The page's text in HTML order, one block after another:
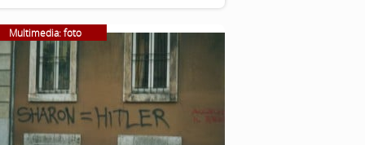
Multimedia: foto